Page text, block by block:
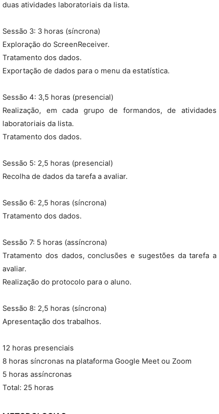
duas atividades laboratoriais da lista.
Sessão 3: 3 horas (síncrona)
Exploração do ScreenReceiver.
Tratamento dos dados.
Exportação de dados para o menu da estatística.
Sessão 4: 3,5 horas (presencial)
Realização, em cada grupo de formandos, de atividades
laboratoriais da lista.
Tratamento dos dados.
Sessão 5: 2,5 horas (presencial)
Recolha de dados da tarefa a avaliar.
Sessão 6: 2,5 horas (síncrona)
Tratamento dos dados.
Sessão 7: 5 horas (assíncrona)
Tratamento dos dados, conclusões e sugestões da tarefa a
avaliar.
Realização do protocolo para o aluno.
Sessão 8: 2,5 horas (síncrona)
Apresentação dos trabalhos.
12 horas presenciais
8 horas síncronas na plataforma Google Meet ou Zoom
5 horas assíncronas
Total: 25 horas